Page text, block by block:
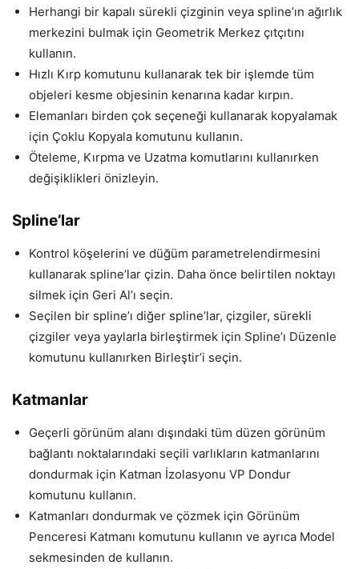
Herhangi bir kapalı sürekli çizginin veya spline’ın ağırlık
merkezini bulmak için Geometrik Merkez çıtçıtını
kullanın.
Hızlı Kırp komutunu kullanarak tek bir işlemde tüm
objeleri kesme objesinin kenarına kadar kırpın.
Elemanları birden çok seçeneği kullanarak kopyalamak
için Çoklu Kopyala komutunu kullanın.
Öteleme, Kırpma ve Uzatma komutlarını kullanırken
değişiklikleri önizleyin.
Spline’lar
Kontrol köşelerini ve düğüm parametrelendirmesini
kullanarak spline’lar çizin. Daha önce belirtilen noktayı
silmek için Geri Al’ı seçin.
Seçilen bir spline’ı diğer spline’lar, çizgiler, sürekli
çizgiler veya yaylarla birleştirmek için Spline’ı Düzenle
komutunu kullanırken Birleştir’i seçin.
Katmanlar
Geçerli görünüm alanı dışındaki tüm düzen görünüm
bağlantı noktalarındaki seçili varlıkların katmanlarını
dondurmak için Katman İzolasyonu VP Dondur
komutunu kullanın.
Katmanları dondurmak ve çözmek için Görünüm
Penceresi Katmanı komutunu kullanın ve ayrıca Model
sekmesinden de kullanın.